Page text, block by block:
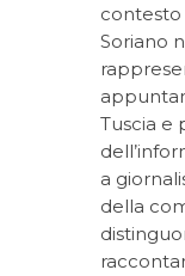
contesto
Soriano
Tuscia e
a
della